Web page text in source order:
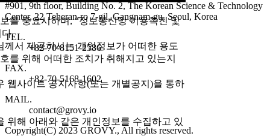
#901, 9th floor, Building No. 2, The Korean Science & Technology
Center, 22 Teheran-ro 7-gil, Gangnam-gu, Seoul, Korea
TEL.
+82-70-8151-2586
FAX.
+82-70-5168-1602
MAIL.
contact@grovy.io
Copyright(C) 2023 GROVY., All rights reserved.
를 중요시하며, “정보통신망 이용촉진 및
.
서 제공하시는 개인정보가 어떠한 용도
를 위해 어떠한 조치가 취해지고 있는지
웹사이트 공지사항(또는 개별공지)을 통하
위해 아래와 같은 개인정보를 수집하고 있